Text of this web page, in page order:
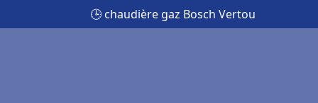
🕒 chaudière gaz Bosch Vertou